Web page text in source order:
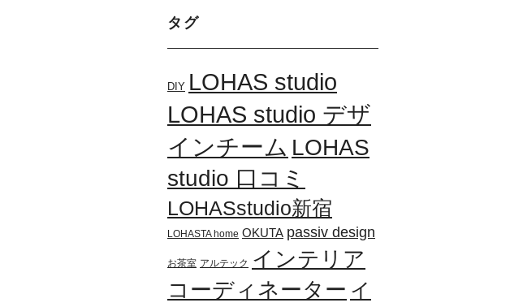
タグ
DIY LOHAS studio
LOHAS studio デザ
インチーム LOHAS
studio 口コミ
LOHASstudio新宿
LOHASTA home OKUTA passiv design
お茶室 アルテック インテリア
コーディネーター イ